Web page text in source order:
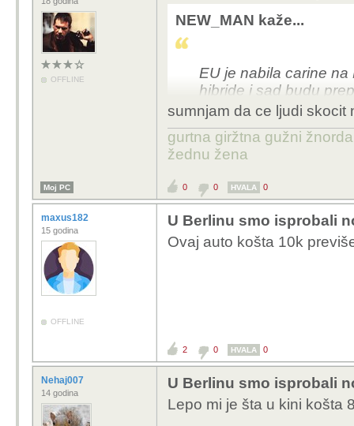
OFFLINE
NEW_MAN kaže...
EU je nabila carine
hibride i sad budu
sumnjam da ce ljudi skocit
gurtna giržtna gužni
žednu žena
Moj PC 0 0 HVALA 0
maxus182
15 godina
OFFLINE
U Berlinu smo isprobali
Ovaj auto košta 10k
2 0 HVALA 0
Nehaj007
14 godina
U Berlinu smo isprobali
Lepo mi je šta u kini košta